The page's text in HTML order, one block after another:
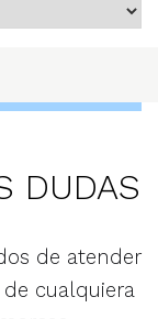
DUDAS
de atender
cualquiera